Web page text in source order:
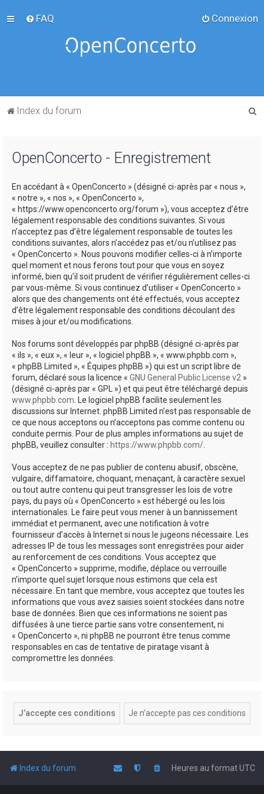
FAQ Connexion
Index du forum
OpenConcerto - Enregistrement
En accédant à « OpenConcerto » (désigné ci-après par « nous »,
« notre », « nos », « OpenConcerto »,
« https://www.openconcerto.org/forum »), vous acceptez d’être
légalement responsable des conditions suivantes. Si vous
n’acceptez pas d’être légalement responsable de toutes les
conditions suivantes, alors n’accédez pas et/ou n’utilisez pas
« OpenConcerto ». Nous pouvons modifier celles-ci à n’importe
quel moment et nous ferons tout pour que vous en soyez
informé, bien qu’il soit prudent de vérifier régulièrement celles-ci
par vous-même. Si vous continuez d’utiliser « OpenConcerto »
alors que des changements ont été effectués, vous acceptez
d’être légalement responsable des conditions découlant des
mises à jour et/ou modifications.
Nos forums sont développés par phpBB (désigné ci-après par
« ils », « eux », « leur », « logiciel phpBB », « www.phpbb.com »,
« phpBB Limited », « Équipes phpBB ») qui est un script libre de
forum, déclaré sous la licence « GNU General Public License v2 »
(désigné ci-après par « GPL ») et qui peut être téléchargé depuis
www.phpbb.com. Le logiciel phpBB facilite seulement les
discussions sur Internet. phpBB Limited n’est pas responsable de
ce que nous acceptons ou n’acceptons pas comme contenu ou
conduite permis. Pour de plus amples informations au sujet de
phpBB, veuillez consulter : https://www.phpbb.com/.
Vous acceptez de ne pas publier de contenu abusif, obscène,
vulgaire, diffamatoire, choquant, menaçant, à caractère sexuel
ou tout autre contenu qui peut transgresser les lois de votre
pays, du pays où « OpenConcerto » est hébergé ou les lois
internationales. Le faire peut vous mener à un bannissement
immédiat et permanent, avec une notification à votre
fournisseur d’accès à Internet si nous le jugeons nécessaire. Les
adresses IP de tous les messages sont enregistrées pour aider
au renforcement de ces conditions. Vous acceptez que
« OpenConcerto » supprime, modifie, déplace ou verrouille
n’importe quel sujet lorsque nous estimons que cela est
nécessaire. En tant que membre, vous acceptez que toutes les
informations que vous avez saisies soient stockées dans notre
base de données. Bien que ces informations ne soient pas
diffusées à une tierce partie sans votre consentement, ni
« OpenConcerto », ni phpBB ne pourront être tenus comme
responsables en cas de tentative de piratage visant à
compromettre les données.
Index du forum Heures au formatUTC